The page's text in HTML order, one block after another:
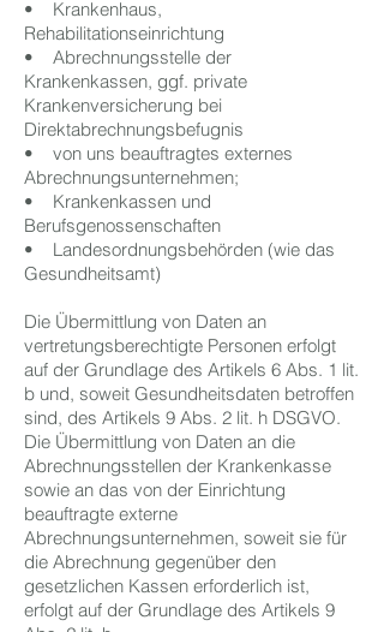
• Krankenhaus,
Rehabilitationseinrichtung
• Abrechnungsstelle der
Krankenkassen, ggf. private
Krankenversicherung bei
Direktabrechnungsbefugnis
• von uns beauftragtes externes
Abrechnungsunternehmen;
• Krankenkassen und
Berufsgenossenschaften
• Landesordnungsbehörden (wie das
Gesundheitsamt)
Die Übermittlung von Daten an
vertretungsberechtigte Personen erfolgt
auf der Grundlage des Artikels 6 Abs. 1 lit.
b und, soweit Gesundheitsdaten betroffen
sind, des Artikels 9 Abs. 2 lit. h DSGVO.
Die Übermittlung von Daten an die
Abrechnungsstellen der Krankenkasse
sowie an das von der Einrichtung
beauftragte externe
Abrechnungsunternehmen, soweit sie für
die Abrechnung gegenüber den
gesetzlichen Kassen erforderlich ist,
erfolgt auf der Grundlage des Artikels 9